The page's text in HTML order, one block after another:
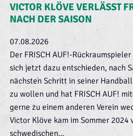
VICTOR KLÖVE VERLÄSST
NACH DER SAISON
07.08.2026
Der FRISCH AUF!-
sich jetzt dazu entschieden, nach
nächsten Schritt in seiner
zu wollen und hat FRISCH AUF!
gerne zu einem anderen Verein
Victor Klöve kam im Sommer 2024
schwedischen...